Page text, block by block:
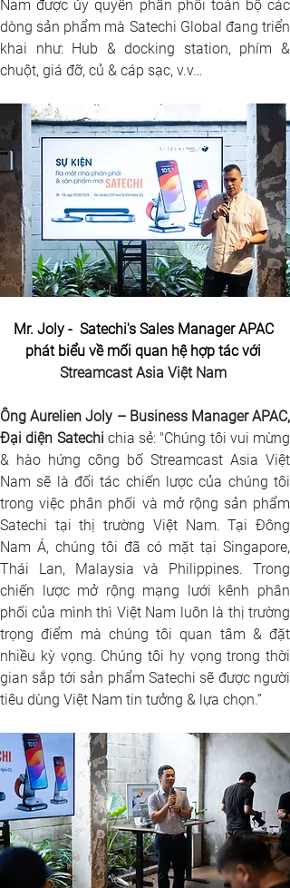
Nam được ủy quyền phân phối toàn bộ các
dòng sản phẩm mà Satechi Global đang triển
khai như: Hub & docking station, phím &
chuột, giá đỡ, củ & cáp sạc, v.v…
Mr. Joly -  Satechi's Sales Manager APAC
phát biểu về mối quan hệ hợp tác với
Streamcast Asia Việt Nam
Ông Aurelien Joly – Business Manager APAC,
Đại diện Satechi chia sẻ: "Chúng tôi vui mừng
& hào hứng công bố Streamcast Asia Việt
Nam sẽ là đối tác chiến lược của chúng tôi
trong việc phân phối và mở rộng sản phẩm
Satechi tại thị trường Việt Nam. Tại Đông
Nam Á, chúng tôi đã có mặt tại Singapore,
Thái Lan, Malaysia và Philippines. Trong
chiến lược mở rộng mạng lưới kênh phân
phối của mình thì Việt Nam luôn là thị trường
trọng điểm mà chúng tôi quan tâm & đặt
nhiều kỳ vọng. Chúng tôi hy vọng trong thời
gian sắp tới sản phẩm Satechi sẽ được người
tiêu dùng Việt Nam tin tưởng & lựa chọn.”